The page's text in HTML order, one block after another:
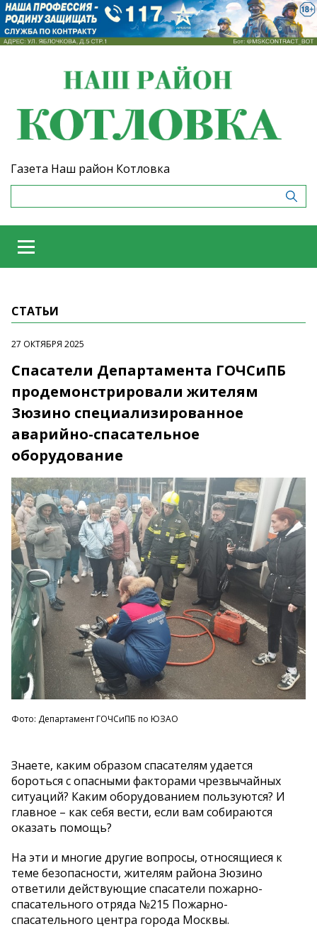
Газета Наш район Котловка
СТАТЬИ
27 ОКТЯБРЯ 2025
Спасатели Департамента ГОЧСиПБ
продемонстрировали жителям
Зюзино специализированное
аварийно-спасательное
оборудование
Фото: Департамент ГОЧСиПБ по ЮЗАО
Знаете, каким образом спасателям удается
бороться с опасными факторами чрезвычайных
ситуаций? Каким оборудованием пользуются? И
главное – как себя вести, если вам собираются
оказать помощь?
На эти и многие другие вопросы, относящиеся к
теме безопасности, жителям района Зюзино
ответили действующие спасатели пожарно-
спасательного отряда №215 Пожарно-
спасательного центра города Москвы.